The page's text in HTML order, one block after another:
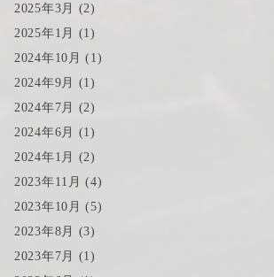
2025年3月 (2)
2025年1月 (1)
2024年10月 (1)
2024年9月 (1)
2024年7月 (2)
2024年6月 (1)
2024年1月 (2)
2023年11月 (4)
2023年10月 (5)
2023年8月 (3)
2023年7月 (1)